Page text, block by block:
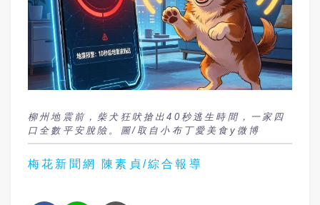
柳州地震前，柴犬狂吠搶出40秒逃生時間，一家四
口全數平安脫險。圖/取自小布丁愛美食y微博
梅花新聞網 陳素貞/綜合報導